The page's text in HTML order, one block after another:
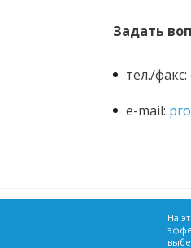
Задать
тел./факс:
e-mail:
На
г. Краснодар, ул. Зиповская, 5,